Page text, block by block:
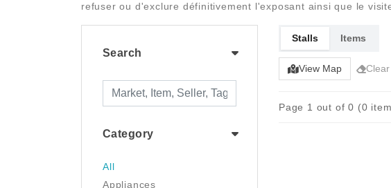
refuser ou d'exclure définitivement l'exposant ainsi que le
Search
Category
All
Appliances
Stalls Items
View Map
Page 1 out of 0 (0